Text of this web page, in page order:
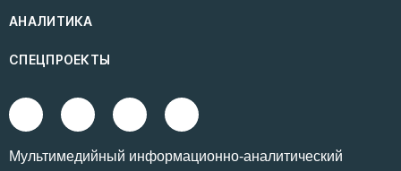
АНАЛИТИКА
СПЕЦПРОЕКТЫ
Mультимедийный информационно-аналитический